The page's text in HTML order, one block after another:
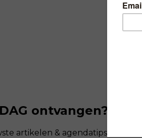
ontvangen?
artikelen & agendatips in uw